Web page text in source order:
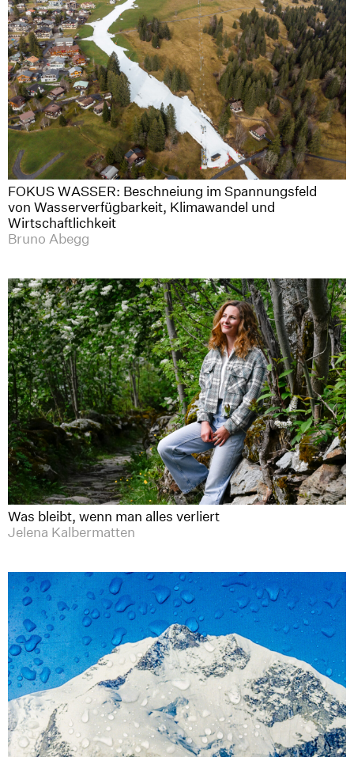
FOKUS WASSER: Beschneiung im Spannungsfeld
von Wasserverfügbarkeit, Klimawandel und
Wirtschaftlichkeit
Bruno Abegg
Was bleibt, wenn man alles verliert
Jelena Kalbermatten